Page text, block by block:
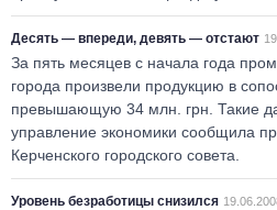
Десять — впереди, девять — отстают
За пять месяцев с начала года
города произвели продукцию в
превышающую 34 млн. грн. Такие
управление экономики сообщила
Керченского городского совета.
Уровень безработицы снизился